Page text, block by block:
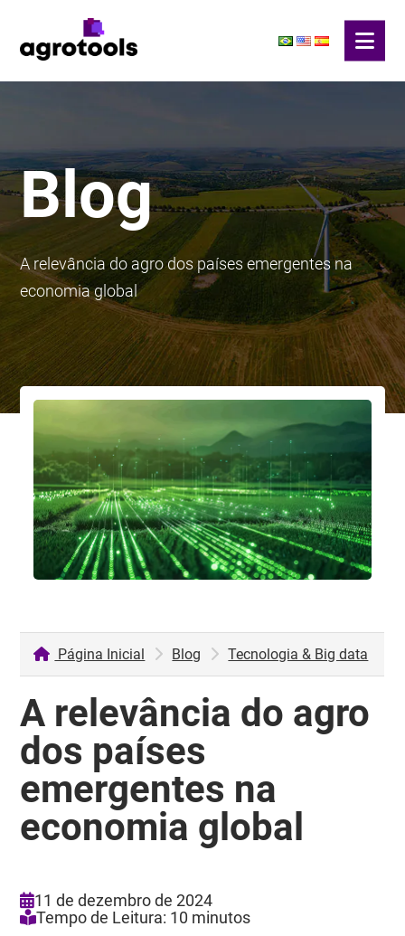
Blog
A relevância do agro dos países emergentes na
economia global
Página Inicial Blog Tecnologia & Big data
A relevância do agro
dos países
emergentes na
economia global
11 de dezembro de 2024
Tempo de Leitura: 10 minutos